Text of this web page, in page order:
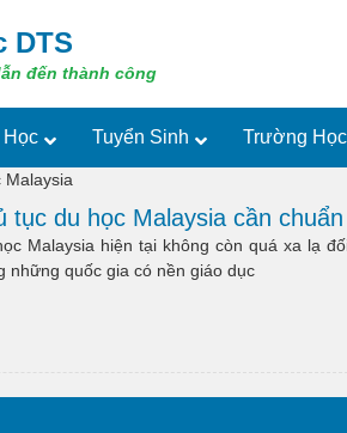
DTS
đến thành công
Học Tuyển Sinh Trường Học
Malaysia
tục du học Malaysia cần
Malaysia hiện tại không còn quá xa lạ
những quốc gia có nền giáo dục